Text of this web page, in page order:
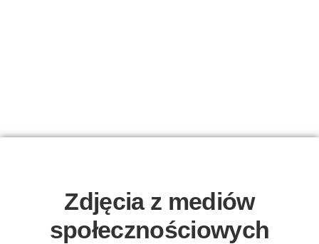
Zdjęcia z mediów
społecznościowych